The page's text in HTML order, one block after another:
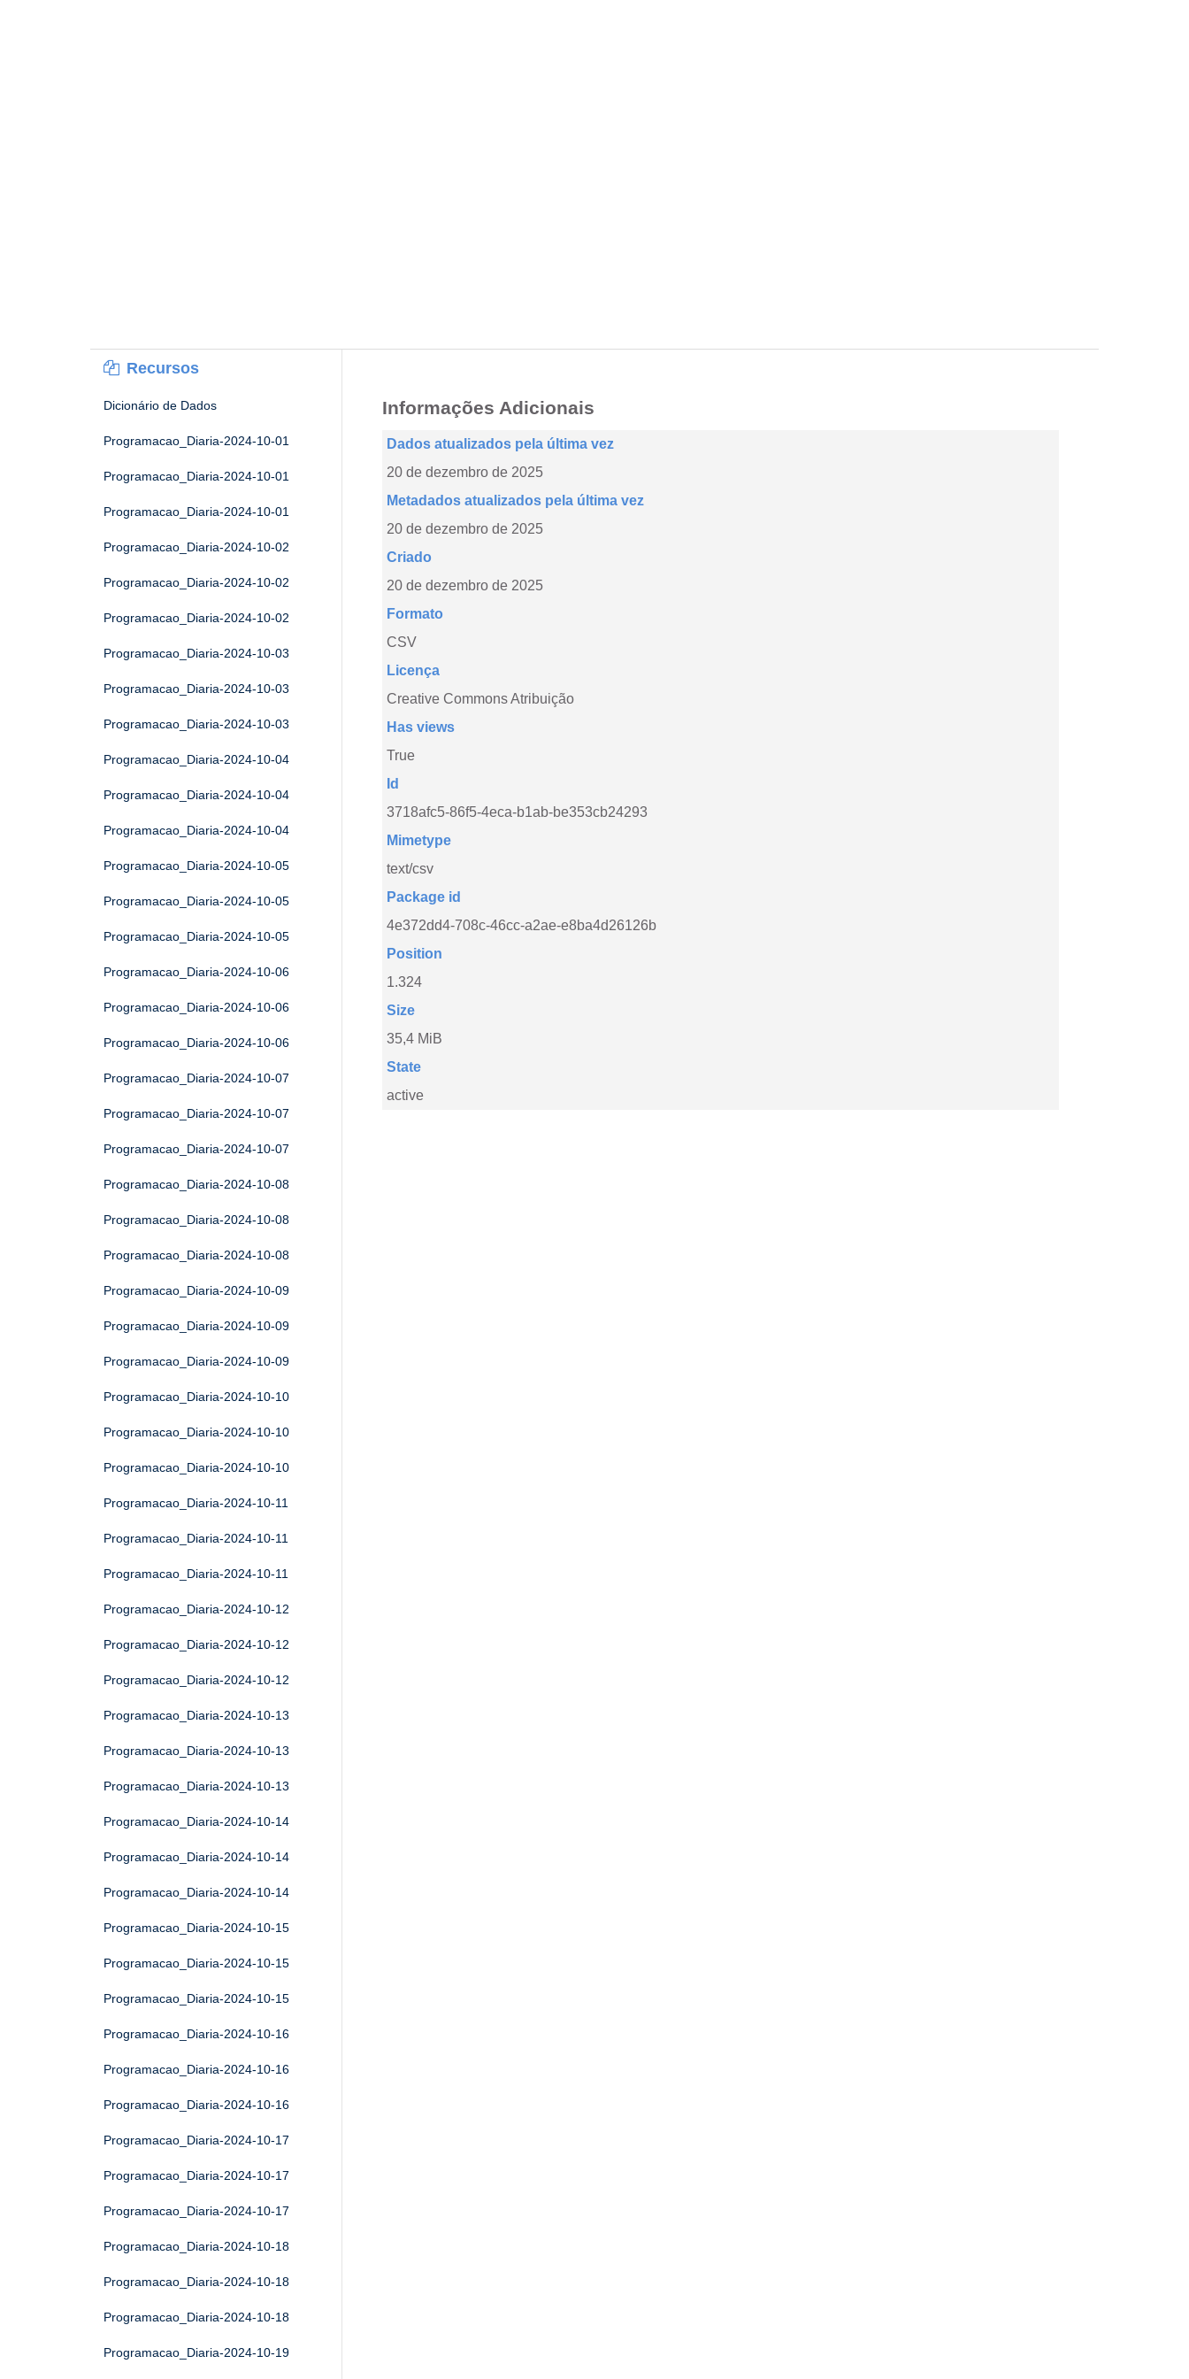
Recursos
Dicionário de Dados
Programacao_Diaria-2024-10-01
Programacao_Diaria-2024-10-01
Programacao_Diaria-2024-10-01
Programacao_Diaria-2024-10-02
Programacao_Diaria-2024-10-02
Programacao_Diaria-2024-10-02
Programacao_Diaria-2024-10-03
Programacao_Diaria-2024-10-03
Programacao_Diaria-2024-10-03
Programacao_Diaria-2024-10-04
Programacao_Diaria-2024-10-04
Programacao_Diaria-2024-10-04
Programacao_Diaria-2024-10-05
Programacao_Diaria-2024-10-05
Programacao_Diaria-2024-10-05
Programacao_Diaria-2024-10-06
Programacao_Diaria-2024-10-06
Programacao_Diaria-2024-10-06
Programacao_Diaria-2024-10-07
Programacao_Diaria-2024-10-07
Programacao_Diaria-2024-10-07
Programacao_Diaria-2024-10-08
Programacao_Diaria-2024-10-08
Programacao_Diaria-2024-10-08
Programacao_Diaria-2024-10-09
Programacao_Diaria-2024-10-09
Programacao_Diaria-2024-10-09
Programacao_Diaria-2024-10-10
Programacao_Diaria-2024-10-10
Programacao_Diaria-2024-10-10
Programacao_Diaria-2024-10-11
Programacao_Diaria-2024-10-11
Programacao_Diaria-2024-10-11
Programacao_Diaria-2024-10-12
Programacao_Diaria-2024-10-12
Programacao_Diaria-2024-10-12
Programacao_Diaria-2024-10-13
Programacao_Diaria-2024-10-13
Programacao_Diaria-2024-10-13
Programacao_Diaria-2024-10-14
Programacao_Diaria-2024-10-14
Programacao_Diaria-2024-10-14
Programacao_Diaria-2024-10-15
Programacao_Diaria-2024-10-15
Programacao_Diaria-2024-10-15
Programacao_Diaria-2024-10-16
Programacao_Diaria-2024-10-16
Programacao_Diaria-2024-10-16
Programacao_Diaria-2024-10-17
Programacao_Diaria-2024-10-17
Programacao_Diaria-2024-10-17
Programacao_Diaria-2024-10-18
Programacao_Diaria-2024-10-18
Programacao_Diaria-2024-10-18
Programacao_Diaria-2024-10-19
Informações Adicionais
Dados atualizados pela última vez
20 de dezembro de 2025
Metadados atualizados pela última vez
20 de dezembro de 2025
Criado
20 de dezembro de 2025
Formato
CSV
Licença
Creative Commons Atribuição
Has views
True
Id
3718afc5-86f5-4eca-b1ab-be353cb24293
Mimetype
text/csv
Package id
4e372dd4-708c-46cc-a2ae-e8ba4d26126b
Position
1.324
Size
35,4 MiB
State
active